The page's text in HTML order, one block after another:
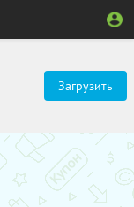
Загрузить